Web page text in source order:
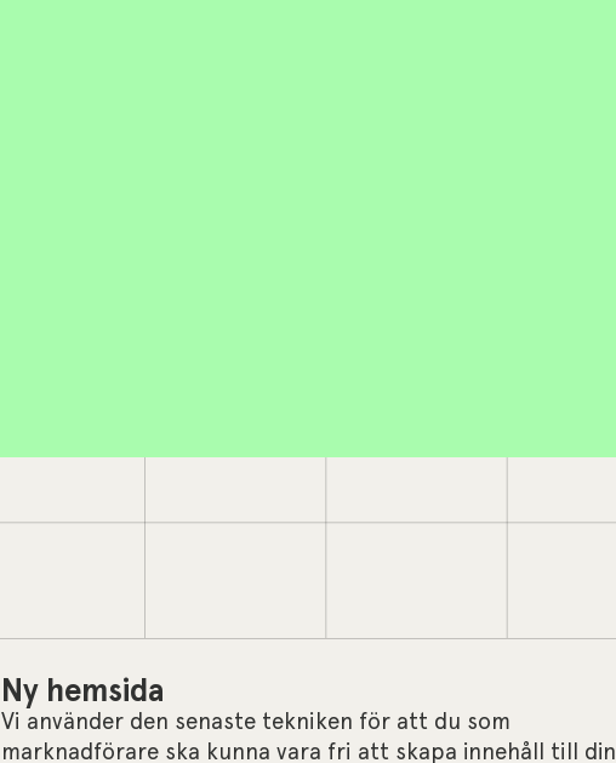
Ny hemsida
Vi använder den senaste tekniken för att du som
marknadförare ska kunna vara fri att skapa innehåll till din